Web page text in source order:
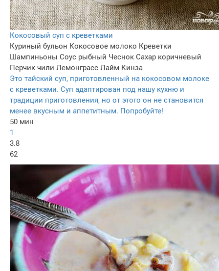
Кокосовый суп с креветками
Куриный бульон Кокосовое молоко Креветки
Шампиньоны Соус рыбный Чеснок Сахар коричневый
Перчик чили Лемонграсс Лайм Кинза
Это тайский суп, приготовленный на кокосовом молоке
с креветками. Суп адаптирован под нашу кухню и
традиции приготовления, но от этого он не становится
менее вкусным и аппетитным. Попробуйте!
50 мин
1
3.8
62